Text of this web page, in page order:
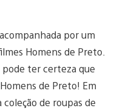
por um
Homens de Preto.
ter certeza que
de Preto! Em
de roupas de